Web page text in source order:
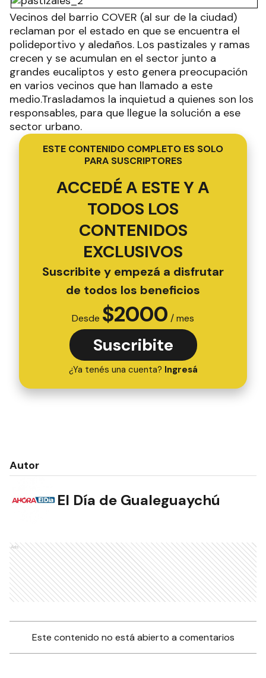
Vecinos del barrio COVER (al sur de la ciudad)
reclaman por el estado en que se encuentra el
polideportivo y aledaños. Los pastizales y ramas
crecen y se acumulan en el sector junto a
grandes eucaliptos y esto genera preocupación
en varios vecinos que han llamado a este
medio.Trasladamos la inquietud a quienes son los
responsables, para que llegue la solución a ese
sector urbano.
ESTE CONTENIDO COMPLETO ES SOLO
PARA SUSCRIPTORES
ACCEDÉ A ESTE Y A
TODOS LOS
CONTENIDOS
EXCLUSIVOS
Suscribite y empezá a disfrutar
de todos los beneficios
Desde $2000 / mes
Suscribite
¿Ya tenés una cuenta? Ingresá
Autor
El Día de Gualeguaychú
Ads
Este contenido no está abierto a comentarios